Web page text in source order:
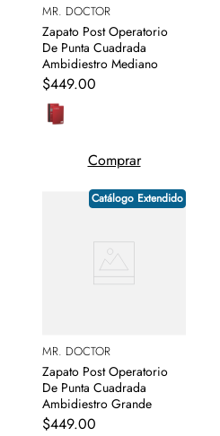
MR. DOCTOR
Zapato Post Operatorio
De Punta Cuadrada
Ambidiestro Mediano
$449.00
Comprar
Catálogo Extendido
MR. DOCTOR
Zapato Post Operatorio
De Punta Cuadrada
Ambidiestro Grande
$449.00